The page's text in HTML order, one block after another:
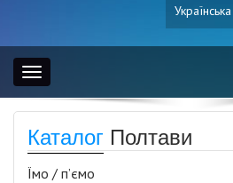
Українська
Toggle
navigation
Каталог Полтави
Їмо / п’ємо